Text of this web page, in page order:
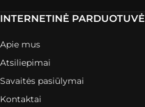
INTERNETINĖ PARDUOTUVĖ
Apie mus
Atsiliepimai
Savaitės pasiūlymai
Kontaktai